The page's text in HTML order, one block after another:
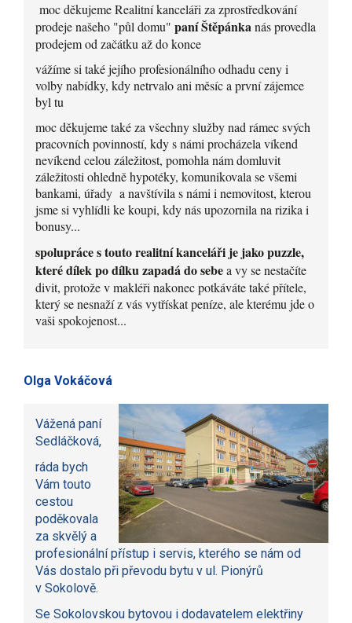
moc děkujeme Realitní kanceláři za zprostředkování
prodeje našeho "půl domu" paní Štěpánkanás provedla
prodejem od začátku až do konce
vážíme si také jejího profesionálního odhadu ceny i
volby nabídky, kdy netrvalo ani měsíc a první zájemce
byl tu
moc děkujeme také za všechny služby nad rámec svých
pracovních povinností, kdy s námi procházela víkend
nevíkend celou záležitost, pomohla nám domluvit
záležitosti ohledně hypotéky, komunikovala se všemi
bankami, úřady a navštívila s námi i nemovitost, kterou
jsme si vyhlídli ke koupi, kdy nás upozornila na rizika i
bonusy...
spolupráce s touto realitní kanceláři je jako puzzle,
které dílek po dílku zapadá do sebea vy se nestačíte
divit, protože v makléři nakonec potkáváte také přítele,
který se nesnaží z vás vytřískat peníze, ale kterému jde o
vaši spokojenost...
Olga Vokáčová
Vážená paní
Sedláčková,
ráda bych
Vám touto
cestou
poděkovala
za skvělý a
profesionální přístup i servis, kterého se nám od
Vás dostalo při převodu bytu v ul. Pionýrů
v Sokolově.
Se Sokolovskou bytovou i dodavatelem elektřiny